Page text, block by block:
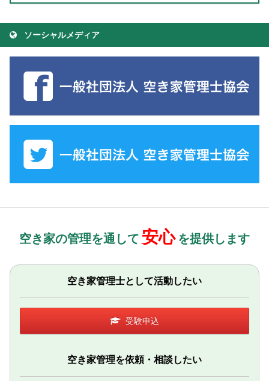
ソーシャルメディア
空き家の管理を通して 安心 を提供します
空き家管理士として活動したい
受験申込
空き家管理を依頼・相談したい